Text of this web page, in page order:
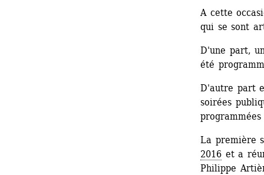
A cette
qui se sont
D'une part,
été
D'autre part
soirées
La première
2016 et a
Philippe